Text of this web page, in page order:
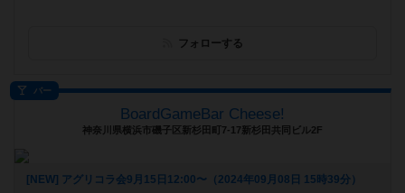
フォローする
バー
BoardGameBar Cheese!
神奈川県横浜市磯子区新杉田町7-17新杉田共同ビル2F
[NEW] アグリコラ会9月15日12:00〜（2024年09月08日 15時39分）